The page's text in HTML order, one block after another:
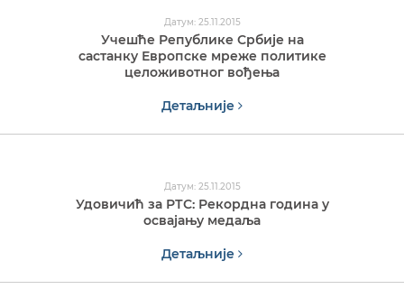
Датум: 25.11.2015
Учешће Републике Србије на
састанку Европске мреже политике
целоживотног вођења
Детаљније
Датум: 25.11.2015
Удовичић за РТС: Рекордна година у
освајању медаља
Детаљније